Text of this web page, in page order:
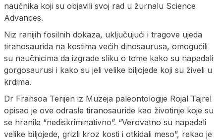
naučnika koji su objavili svoj rad u žurnalu Science
Advances.
Niz ranijih fosilnih dokaza, uključujući i tragove ujeda
tiranosaurida na kostima većih dinosaurusa, omogućili
su naučnicima da izgrade sliku o tome kako su napadali
gorgosaurusi i kako su jeli velike biljojede koji su živeli u
krdima.
Dr Fransoa Terijen iz Muzeja paleontologije Rojal Tajrel
opisao je ove odrasle tiranosauride kao životinje koje su
se hranile “nediskriminativno”. “Verovatno su napadali
velike biljojede, grizli kroz kosti i otkidali meso”, rekao je